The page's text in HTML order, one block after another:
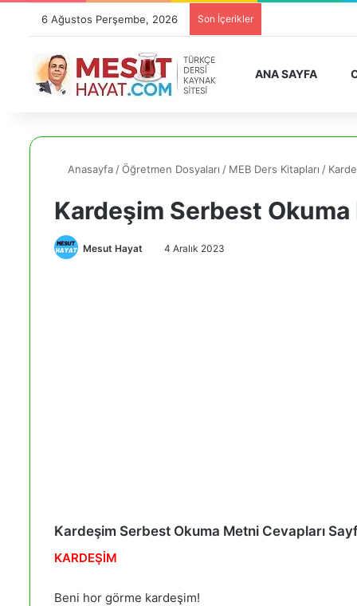
6 Ağustos Perşembe, 2026 Son İçerikler
ANA SAYFA
Anasayfa /Öğretmen Dosyaları / MEB Ders Kitapları /
Kardeşim Serbest
Mesut Hayat 4 Aralık 2023
Kardeşim Serbest Okuma Metni Cevapları
KARDEŞİM
Beni hor görme kardeşim!